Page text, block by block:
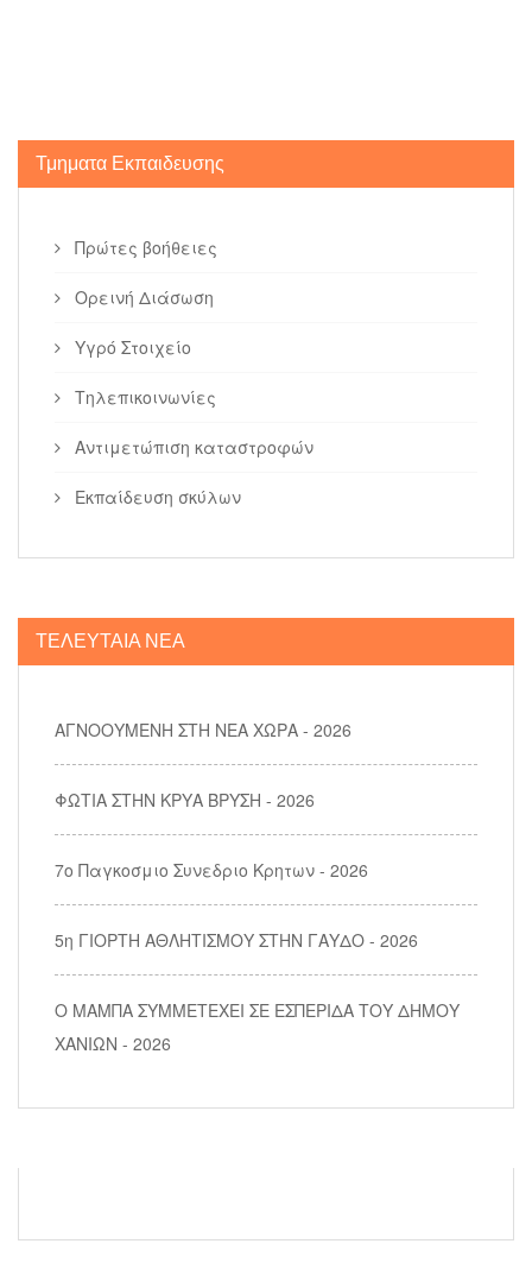
Τμηματα Εκπαιδευσης
Πρώτες βοήθειες
Ορεινή Διάσωση
Υγρό Στοιχείο
Τηλεπικοινωνίες
Αντιμετώπιση καταστροφών
Εκπαίδευση σκύλων
ΤΕΛΕΥΤΑΙΑ ΝΕΑ
ΑΓΝΟΟΥΜΕΝΗ ΣΤΗ ΝΕΑ ΧΩΡΑ - 2026
ΦΩΤΙΑ ΣΤΗΝ ΚΡΥΑ ΒΡΥΣΗ - 2026
7ο Παγκοσμιο Συνεδριο Κρητων - 2026
5η ΓΙΟΡΤΗ ΑΘΛΗΤΙΣΜΟΥ ΣΤΗΝ ΓΑΥΔΟ - 2026
Ο ΜΑΜΠΑ ΣΥΜΜΕΤΕΧΕΙ ΣΕ ΕΣΠΕΡΙΔΑ ΤΟΥ ΔΗΜΟΥ
ΧΑΝΙΩΝ - 2026